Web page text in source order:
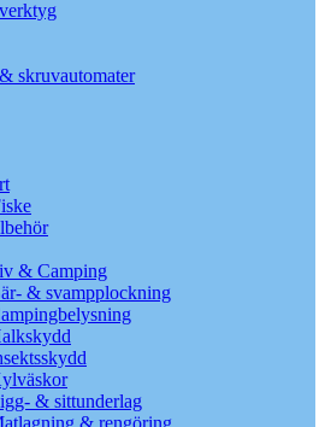
skruvautomater
& Camping
& svampplockning
& sittunderlag
& rengöring